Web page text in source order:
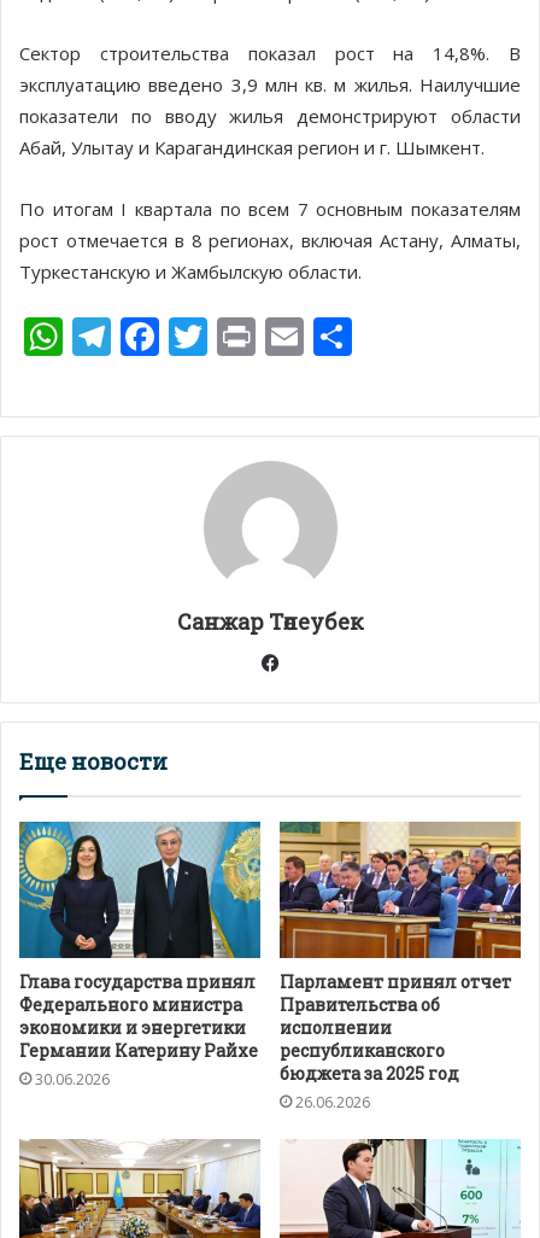
Сектор строительства показал рост на 14,8%. В
эксплуатацию введено 3,9 млн кв. м жилья. Наилучшие
показатели по вводу жилья демонстрируют области
Абай, Улытау и Карагандинская регион и г. Шымкент.
По итогам I квартала по всем 7 основным показателям
рост отмечается в 8 регионах, включая Астану, Алматы,
Туркестанскую и Жамбылскую области.
W
at
s
T
e
gr
F
e
b
T
itt
er
Pr
t
E
ai
l
п
р
т
ь
Санжар Төлеубек
Facebook
Еще новости
Глава государства принял
Федерального министра
экономики и энергетики
Германии Катерину Райхе
30.06.2026
Парламент принял отчет
Правительства об
исполнении
республиканского
бюджета за 2025 год
26.06.2026